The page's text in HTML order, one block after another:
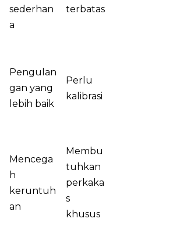
sederhan
a
terbatas
Pengulan
gan yang
lebih baik
Perlu
kalibrasi
Mencega
h
keruntuh
an
Membu
tuhkan
perkaka
s
khusus